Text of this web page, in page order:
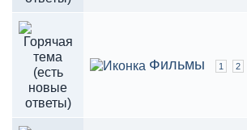
Фильмы 1 2